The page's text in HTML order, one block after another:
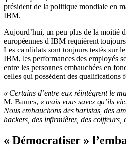
président de la politique mondiale en
IBM.
Aujourd’hui, un peu plus de la moitié
européennes d’IBM requièrent
Les candidats sont toujours testés sur
IBM, les performances des employés
entre les personnes embauchées en
celles qui possèdent des qualifications
« Certains d’entre eux réintègrent le
M. Barnes, « mais vous savez qu’ils
Nous embauchons des baristas, des
hackers, des infirmières, des coiffeurs,
« Démocratiser »